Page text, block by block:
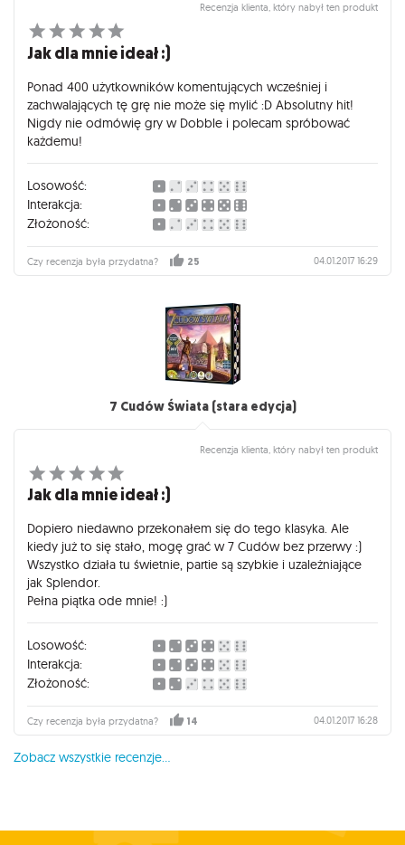
Recenzja klienta, który nabył ten produkt
Jak dla mnie ideał :)
Ponad 400 użytkowników komentujących wcześniej i
zachwalających tę grę nie może się mylić :D Absolutny hit!
Nigdy nie odmówię gry w Dobble i polecam spróbować
każdemu!
Losowość:
Interakcja:
Złożoność:
Czy recenzja była przydatna? 25 04.01.2017 16:29
7 Cudów Świata (stara edycja)
Recenzja klienta, który nabył ten produkt
Jak dla mnie ideał :)
Dopiero niedawno przekonałem się do tego klasyka. Ale
kiedy już to się stało, mogę grać w 7 Cudów bez przerwy :)
Wszystko działa tu świetnie, partie są szybkie i uzależniające
jak Splendor.
Pełna piątka ode mnie! :)
Losowość:
Interakcja:
Złożoność:
Czy recenzja była przydatna? 14 04.01.2017 16:28
Zobacz wszystkie recenzje...